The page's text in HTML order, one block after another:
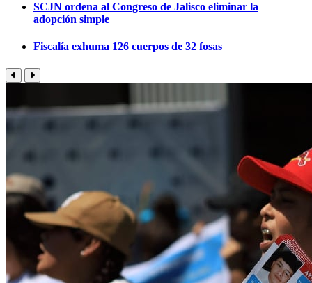
SCJN ordena al Congreso de Jalisco eliminar la
adopción simple
Fiscalía exhuma 126 cuerpos de 32 fosas